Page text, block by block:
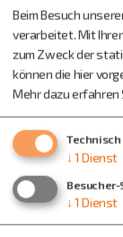
Beim Besuch
verarbeitet. Mit
zum Zweck der
können die hier
Mehr dazu erfahren
↓ 1 Dienst
↓ 1 Dienst